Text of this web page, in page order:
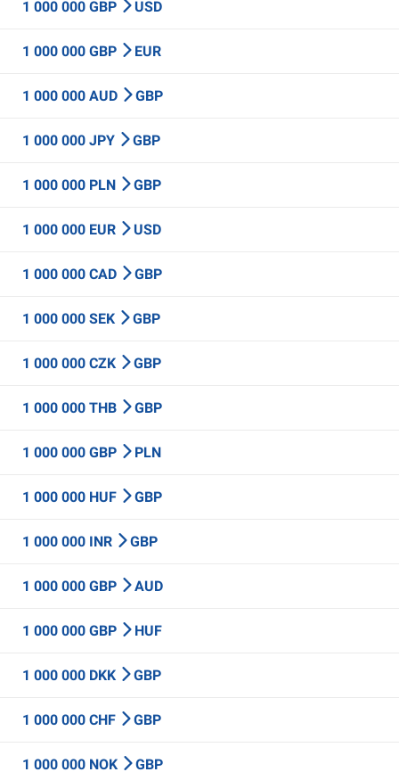
1 000 000 GBP USD
1 000 000 GBP EUR
1 000 000 AUD GBP
1 000 000 JPY GBP
1 000 000 PLN GBP
1 000 000 EUR USD
1 000 000 CAD GBP
1 000 000 SEK GBP
1 000 000 CZK GBP
1 000 000 THB GBP
1 000 000 GBP PLN
1 000 000 HUF GBP
1 000 000 INR GBP
1 000 000 GBP AUD
1 000 000 GBP HUF
1 000 000 DKK GBP
1 000 000 CHF GBP
1 000 000 NOK GBP